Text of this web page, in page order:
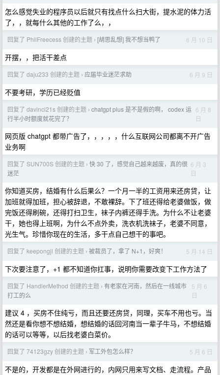
怎么感觉失业的程序员以后就只有找点什么扫大街，提水泥的体力活
了，，就每什么其他的工作了么，，
回复了 PhilFreecess 创建的主题 › [胡思乱想] 我不想当鸭了 6 月 10 日
开摆，，把活干差点
回复了 daju233 创建的主题 › 应届毕业迷茫求助 6 月 9 日
不要考研，学历已经贬值
回复了 davinci21s 创建的主题 › chatgpt plus 是不是假的啊， codex 运
行半小时额度就花完了？
6 月 8
日
网页版 chatgpt 都带广告了，，，，，什么互联网公司都离不开广告
业务啊
回复了 SUN700S 创建的主题 › 快 30 了，感觉自己越来越废，真的很
迷茫
6 月 3
日
你知道买房，结婚有什么后果么？一个月一半的工资用来还房贷，让
加班就得加班，担心被辞退，不敢裸辞。下了班还得给老婆做饭，做
完饭还得刷碗，还得打扫卫生，袜子内裤还得手洗。为什么不让老婆
干，她也得上班啊，为什么不点外卖，洗衣机洗袜子，老婆不同意，
光生气。珍惜你现在的生活，多干点自己想干的事吧。
回复了 keepongjl 创建的主题 › 被裁员了，拿了 N+1，好爽！ 5 月 14 日
下次要注意了，+1 都不知道你扛事，说明你需要改变下工作方法了
回复了 HandlerMethod 创建的主题 › 有老家在河南，然后在一线城市
打工的么
5 月 6
日
建议 4 ，买房不住纯亏，而且还要还房贷，同理，买车不用也亏。当
然还是看你想不想结婚，想结婚的话回河南当一辈子牛马，不想结婚
的话可以等等，以后找老婆白菜价。
回复了 74123gzy 创建的主题 › 军工外包怎么样？ 5 月 6 日
不是的，开发都是在外网进行的，内网只用来写文档、走流程。产品